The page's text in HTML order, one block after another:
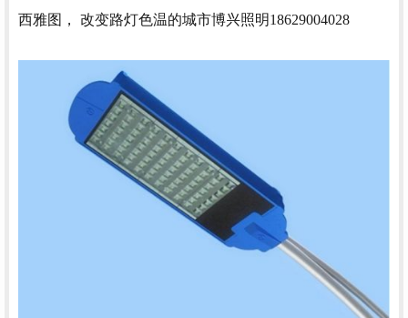
西雅图， 改变路灯色温的城市博兴照明18629004028